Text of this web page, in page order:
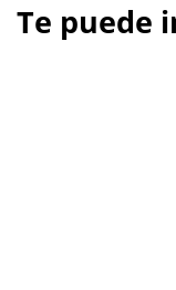
Te puede